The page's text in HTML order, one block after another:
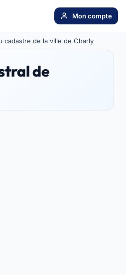
Mon compte
cadastre de la ville de Charly
de